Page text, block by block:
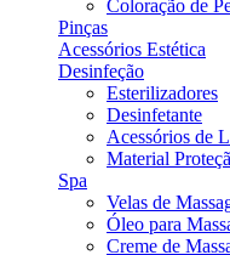
Coloração de
Pinças
Acessórios Estética
Desinfeção
Esterilizadores
Desinfetante
Acessórios de
Material
Spa
Velas de
Óleo para
Creme de